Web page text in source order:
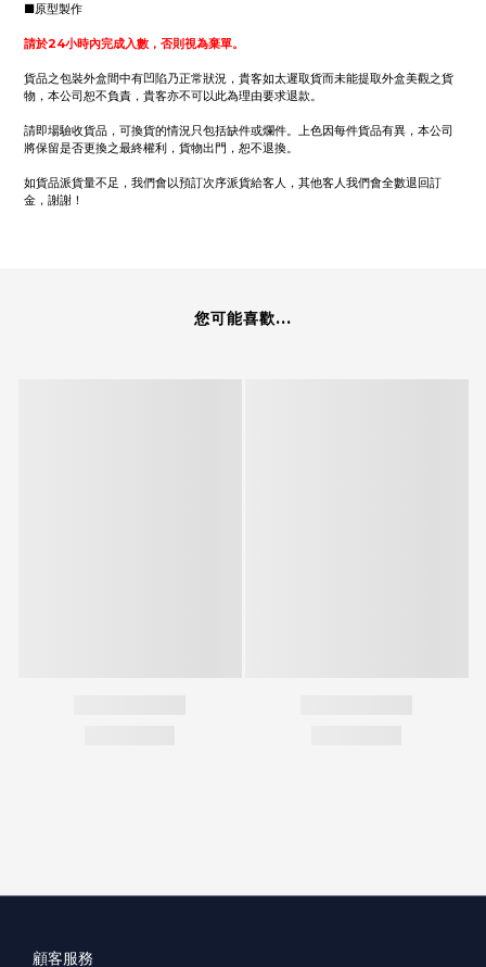
■原型製作
請於24小時內完成入數，否則視為棄單。
貨品之包裝外盒間中有凹陷乃正常狀況，貴客如太遲取貨而未能提取外盒美觀之貨
物，本公司恕不負責，貴客亦不可以此為理由要求退款。
請即場驗收貨品，可換貨的情況只包括缺件或爛件。上色因每件貨品有異，本公司
將保留是否更換之最終權利，貨物出門，恕不退換。
如貨品派貨量不足，我們會以預訂次序派貨給客人，其他客人我們會全數退回訂
金，謝謝！
您可能喜歡...
顧客服務